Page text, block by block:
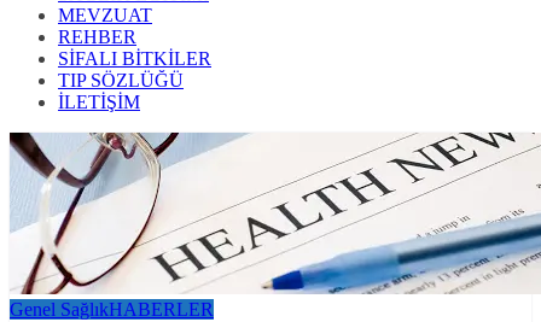
MEVZUAT
REHBER
SİFALI BİTKİLER
TIP SÖZLÜĞÜ
İLETİŞİM
Genel SağlıkHABERLER